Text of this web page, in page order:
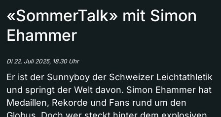
«SommerTalk» mit Simon
Ehammer
Di 22. Juli 2025, 18.30 Uhr
Er ist der Sunnyboy der Schweizer Leichtathletik
und springt der Welt davon. Simon Ehammer hat
Medaillen, Rekorde und Fans rund um den